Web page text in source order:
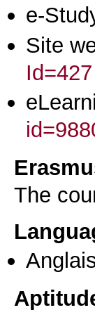
e-
Site
Id=427
The